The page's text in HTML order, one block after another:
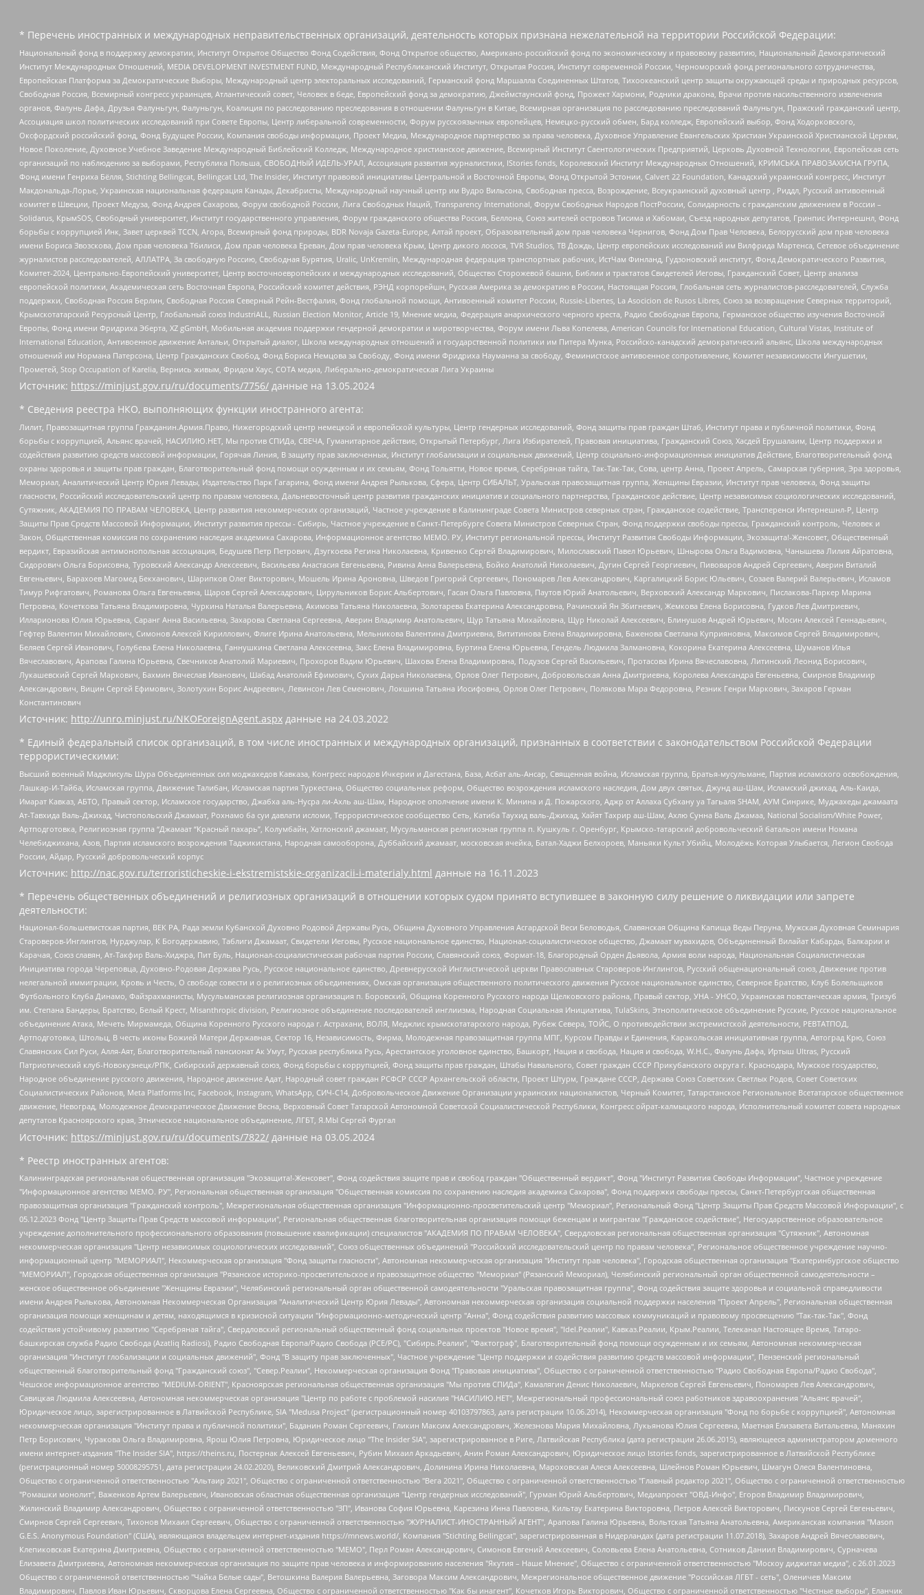
* Перечень иностранных и международных неправительственных организаций, деятельность которых признана нежелательной на территории Российской Федерации:
Национальный фонд в поддержку демократии, Институт Открытое Общество Фонд Содействия, Фонд Открытое общество, Американо-российский фонд по экономическому и правовому развитию, Национальный Демократический
Институт Международных Отношений, MEDIA DEVELOPMENT INVESTMENT FUND, Международный Республиканский Институт, Открытая Россия, Институт современной России, Черноморский фонд регионального сотрудничества,
Европейская Платформа за Демократические Выборы, Международный центр электоральных исследований, Германский фонд Маршалла Соединенных Штатов, Тихоокеанский центр защиты окружающей среды и природных ресурсов,
Свободная Россия, Всемирный конгресс украинцев, Атлантический совет, Человек в беде, Европейский фонд за демократию, Джеймстаунский фонд, Прожект Хармони, Родники дракона, Врачи против насильственного извлечения
органов, Фалунь Дафа, Друзья Фалуньгун, Фалуньгун, Коалиция по расследованию преследования в отношении Фалуньгун в Китае, Всемирная организация по расследованию преследований Фалуньгун, Пражский гражданский центр,
Ассоциация школ политических исследований при Совете Европы, Центр либеральной современности, Форум русскоязычных европейцев, Немецко-русский обмен, Бард колледж, Европейский выбор, Фонд Ходорковского,
Оксфордский российский фонд, Фонд Будущее России, Компания свободы информации, Проект Медиа, Международное партнерство за права человека, Духовное Управление Евангельских Христиан Украинской Христианской Церкви,
Новое Поколение, Духовное Учебное Заведение Международный Библейский Колледж, Международное христианское движение, Всемирный Институт Саентологических Предприятий, Церковь Духовной Технологии, Европейская сеть
организаций по наблюдению за выборами, Республика Польша, СВОБОДНЫЙ ИДЕЛЬ-УРАЛ, Ассоциация развития журналистики, IStories fonds, Королевский Институт Международных Отношений, КРИМСЬКА ПРАВОЗАХИСНА ГРУПА,
Фонд имени Генриха Бёлля, Stichting Bellingcat, Bellingcat Ltd, The Insider, Институт правовой инициативы Центральной и Восточной Европы, Фонд Открытой Эстонии, Calvert 22 Foundation, Канадский украинский конгресс, Институт
Макдональда-Лорье, Украинская национальная федерация Канады, Декабристы, Международный научный центр им Вудро Вильсона, Свободная пресса, Возрождение, Всеукраинский духовный центр , Риддл, Русский антивоенный
комитет в Швеции, Проект Медуза, Фонд Андрея Сахарова, Форум свободной России, Лига Свободных Наций, Transparеncy International, Форум Свободных Народов ПостРоссии, Солидарность с гражданским движением в России –
Solidarus, КрымSOS, Свободный университет, Институт государственного управления, Форум гражданского общества Россия, Беллона, Союз жителей островов Тисима и Хабомаи, Съезд народных депутатов, Гринпис Интернешнл, Фонд
борьбы с коррупцией Инк, Завет церквей TCCN, Агора, Всемирный фонд природы, BDR Novaja Gazeta-Europe, Алтай проект, Образовательный дом прав человека Чернигов, Фонд Дом Прав Человека, Белорусский дом прав человека
имени Бориса Звозскова, Дом прав человека Тбилиси, Дом прав человека Ереван, Дом прав человека Крым, Центр дикого лосося, TVR Studios, ТВ Дождь, Центр европейских исследований им Вилфрида Мартенса, Сетевое объединение
журналистов расследователей, АЛЛАТРА, За свободную Россию, Свободная Бурятия, Uralic, UnKremlin, Международная федерация транспортных рабочих, ИстЧам Финланд, Гудзоновский институт, Фонд Демократического Развития,
Комитет-2024, Центрально-Европейский университет, Центр восточноевропейских и международных исследований, Общество Сторожевой башни, Библии и трактатов Свидетелей Иеговы, Гражданский Совет, Центр анализа
европейской политики, Академическая сеть Восточная Европа, Российский комитет действия, РЭНД корпорейшн, Русская Америка за демократию в России, Настоящая Россия, Глобальная сеть журналистов-расследователей, Служба
поддержки, Свободная Россия Берлин, Свободная Россия Северный Рейн-Вестфалия, Фонд глобальной помощи, Антивоенный комитет России, Russie-Libertes, La Asocicion de Rusos Libres, Союз за возвращение Северных территорий,
Крымскотатарский Ресурсный Центр, Глобальный союз IndustriALL, Russian Election Monitor, Article 19, Мнение медиа, Федерация анархического черного креста, Радио Свободная Европа, Германское общество изучения Восточной
Европы, Фонд имени Фридриха Эберта, XZ gGmbH, Мобильная академия поддержки гендерной демократии и миротворчества, Форум имени Льва Копелева, American Councils for International Education, Cultural Vistas, Institute of
International Education, Антивоенное движение Антальи, Открытый диалог, Школа международных отношений и государственной политики им Питера Мунка, Российско-канадский демократический альянс, Школа международных
отношений им Нормана Патерсона, Центр Гражданских Свобод, Фонд Бориса Немцова за Свободу, Фонд имени Фридриха Науманна за свободу, Феминистское антивоенное сопротивление, Комитет независимости Ингушетии,
Прометей, Stop Occupation of Karelia, Вернись живым, Фридом Хаус, СОТА медиа, Либерально-демократическая Лига Украины
Источник: https://minjust.gov.ru/ru/documents/7756/ данные на 13.05.2024
* Сведения реестра НКО, выполняющих функции иностранного агента:
Лилит, Правозащитная группа Гражданин.Армия.Право, Нижегородский центр немецкой и европейской культуры, Центр гендерных исследований, Фонд защиты прав граждан Штаб, Институт права и публичной политики, Фонд
борьбы с коррупцией, Альянс врачей, НАСИЛИЮ.НЕТ, Мы против СПИДа, СВЕЧА, Гуманитарное действие, Открытый Петербург, Лига Избирателей, Правовая инициатива, Гражданский Союз, Хасдей Ерушалаим, Центр поддержки и
содействия развитию средств массовой информации, Горячая Линия, В защиту прав заключенных, Институт глобализации и социальных движений, Центр социально-информационных инициатив Действие, Благотворительный фонд
охраны здоровья и защиты прав граждан, Благотворительный фонд помощи осужденным и их семьям, Фонд Тольятти, Новое время, Серебряная тайга, Так-Так-Так, Сова, центр Анна, Проект Апрель, Самарская губерния, Эра здоровья,
Мемориал, Аналитический Центр Юрия Левады, Издательство Парк Гагарина, Фонд имени Андрея Рылькова, Сфера, Центр СИБАЛЬТ, Уральская правозащитная группа, Женщины Евразии, Институт прав человека, Фонд защиты
гласности, Российский исследовательский центр по правам человека, Дальневосточный центр развития гражданских инициатив и социального партнерства, Гражданское действие, Центр независимых социологических исследований,
Сутяжник, АКАДЕМИЯ ПО ПРАВАМ ЧЕЛОВЕКА, Центр развития некоммерческих организаций, Частное учреждение в Калининграде Совета Министров северных стран, Гражданское содействие, Трансперенси Интернешнл-Р, Центр
Защиты Прав Средств Массовой Информации, Институт развития прессы - Сибирь, Частное учреждение в Санкт-Петербурге Совета Министров Северных Стран, Фонд поддержки свободы прессы, Гражданский контроль, Человек и
Закон, Общественная комиссия по сохранению наследия академика Сахарова, Информационное агентство МЕМО. РУ, Институт региональной прессы, Институт Развития Свободы Информации, Экозащита!-Женсовет, Общественный
вердикт, Евразийская антимонопольная ассоциация, Бедушев Петр Петрович, Дзугкоева Регина Николаевна, Кривенко Сергей Владимирович, Милославский Павел Юрьевич, Шнырова Ольга Вадимовна, Чанышева Лилия Айратовна,
Сидорович Ольга Борисовна, Туровский Александр Алексеевич, Васильева Анастасия Евгеньевна, Ривина Анна Валерьевна, Бойко Анатолий Николаевич, Дугин Сергей Георгиевич, Пивоваров Андрей Сергеевич, Аверин Виталий
Евгеньевич, Барахоев Магомед Бекханович, Шарипков Олег Викторович, Мошель Ирина Ароновна, Шведов Григорий Сергеевич, Пономарев Лев Александрович, Каргалицкий Борис Юльевич, Созаев Валерий Валерьевич, Исламов
Тимур Рифгатович, Романова Ольга Евгеньевна, Щаров Сергей Алексадрович, Цирульников Борис Альбертович, Гасан Ольга Павловна, Паутов Юрий Анатольевич, Верховский Александр Маркович, Пислакова-Паркер Марина
Петровна, Кочеткова Татьяна Владимировна, Чуркина Наталья Валерьевна, Акимова Татьяна Николаевна, Золотарева Екатерина Александровна, Рачинский Ян Збигневич, Жемкова Елена Борисовна, Гудков Лев Дмитриевич,
Илларионова Юлия Юрьевна, Саранг Анна Васильевна, Захарова Светлана Сергеевна, Аверин Владимир Анатольевич, Щур Татьяна Михайловна, Щур Николай Алексеевич, Блинушов Андрей Юрьевич, Мосин Алексей Геннадьевич,
Гефтер Валентин Михайлович, Симонов Алексей Кириллович, Флиге Ирина Анатольевна, Мельникова Валентина Дмитриевна, Вититинова Елена Владимировна, Баженова Светлана Куприяновна, Максимов Сергей Владимирович,
Беляев Сергей Иванович, Голубева Елена Николаевна, Ганнушкина Светлана Алексеевна, Закс Елена Владимировна, Буртина Елена Юрьевна, Гендель Людмила Залмановна, Кокорина Екатерина Алексеевна, Шуманов Илья
Вячеславович, Арапова Галина Юрьевна, Свечников Анатолий Мариевич, Прохоров Вадим Юрьевич, Шахова Елена Владимировна, Подузов Сергей Васильевич, Протасова Ирина Вячеславовна, Литинский Леонид Борисович,
Лукашевский Сергей Маркович, Бахмин Вячеслав Иванович, Шабад Анатолий Ефимович, Сухих Дарья Николаевна, Орлов Олег Петрович, Добровольская Анна Дмитриевна, Королева Александра Евгеньевна, Смирнов Владимир
Александрович, Вицин Сергей Ефимович, Золотухин Борис Андреевич, Левинсон Лев Семенович, Локшина Татьяна Иосифовна, Орлов Олег Петрович, Полякова Мара Федоровна, Резник Генри Маркович, Захаров Герман
Константинович
Источник: http://unro.minjust.ru/NKOForeignAgent.aspx данные на 24.03.2022
* Единый федеральный список организаций, в том числе иностранных и международных организаций, признанных в соответствии с законодательством Российской Федерации
террористическими:
Высший военный Маджлисуль Шура Объединенных сил моджахедов Кавказа, Конгресс народов Ичкерии и Дагестана, База, Асбат аль-Ансар, Священная война, Исламская группа, Братья-мусульмане, Партия исламского освобождения,
Лашкар-И-Тайба, Исламская группа, Движение Талибан, Исламская партия Туркестана, Общество социальных реформ, Общество возрождения исламского наследия, Дом двух святых, Джунд аш-Шам, Исламский джихад, Аль-Каида,
Имарат Кавказ, АБТО, Правый сектор, Исламское государство, Джабха аль-Нусра ли-Ахль аш-Шам, Народное ополчение имени К. Минина и Д. Пожарского, Аджр от Аллаха Субхану уа Тагьаля SHAM, АУМ Синрике, Муджахеды джамаата
Ат-Тавхида Валь-Джихад, Чистопольский Джамаат, Рохнамо ба суи давлати исломи, Террористическое сообщество Сеть, Катиба Таухид валь-Джихад, Хайят Тахрир аш-Шам, Ахлю Сунна Валь Джамаа, National Socialism/White Power,
Артподготовка, Религиозная группа “Джамаат “Красный пахарь”, Колумбайн, Хатлонский джамаат, Мусульманская религиозная группа п. Кушкуль г. Оренбург, Крымско-татарский добровольческий батальон имени Номана
Челебиджихана, Азов, Партия исламского возрождения Таджикистана, Народная самооборона, Дуббайский джамаат, московская ячейка, Батал-Хаджи Белхороев, Маньяки Культ Убийц, Молодёжь Которая Улыбается, Легион Свобода
России, Айдар, Русский добровольческий корпус
Источник: http://nac.gov.ru/terroristicheskie-i-ekstremistskie-organizacii-i-materialy.html данные на 16.11.2023
* Перечень общественных объединений и религиозных организаций в отношении которых судом принято вступившее в законную силу решение о ликвидации или запрете
деятельности:
Национал-большевистская партия, ВЕК РА, Рада земли Кубанской Духовно Родовой Державы Русь, Община Духовного Управления Асгардской Веси Беловодья, Славянская Община Капища Веды Перуна, Мужская Духовная Семинария
Староверов-Инглингов, Нурджулар, К Богодержавию, Таблиги Джамаат, Свидетели Иеговы, Русское национальное единство, Национал-социалистическое общество, Джамаат мувахидов, Объединенный Вилайат Кабарды, Балкарии и
Карачая, Союз славян, Ат-Такфир Валь-Хиджра, Пит Буль, Национал-социалистическая рабочая партия России, Славянский союз, Формат-18, Благородный Орден Дьявола, Армия воли народа, Национальная Социалистическая
Инициатива города Череповца, Духовно-Родовая Держава Русь, Русское национальное единство, Древнерусской Инглистической церкви Православных Староверов-Инглингов, Русский общенациональный союз, Движение против
нелегальной иммиграции, Кровь и Честь, О свободе совести и о религиозных объединениях, Омская организация общественного политического движения Русское национальное единство, Северное Братство, Клуб Болельщиков
Футбольного Клуба Динамо, Файзрахманисты, Мусульманская религиозная организация п. Боровский, Община Коренного Русского народа Щелковского района, Правый сектор, УНА - УНСО, Украинская повстанческая армия, Тризуб
им. Степана Бандеры, Братство, Белый Крест, Misanthropic division, Религиозное объединение последователей инглиизма, Народная Социальная Инициатива, TulaSkins, Этнополитическое объединение Русские, Русское национальное
объединение Атака, Мечеть Мирмамеда, Община Коренного Русского народа г. Астрахани, ВОЛЯ, Меджлис крымскотатарского народа, Рубеж Севера, ТОЙС, О противодействии экстремистской деятельности, РЕВТАТПОД,
Артподготовка, Штольц, В честь иконы Божией Матери Державная, Сектор 16, Независимость, Фирма, Молодежная правозащитная группа МПГ, Курсом Правды и Единения, Каракольская инициативная группа, Автоград Крю, Союз
Славянских Сил Руси, Алля-Аят, Благотворительный пансионат Ак Умут, Русская республика Русь, Арестантское уголовное единство, Башкорт, Нация и свобода, Нация и свобода, W.H.С., Фалунь Дафа, Иртыш Ultras, Русский
Патриотический клуб-Новокузнецк/РПК, Сибирский державный союз, Фонд борьбы с коррупцией, Фонд защиты прав граждан, Штабы Навального, Совет граждан СССР Прикубанского округа г. Краснодара, Мужское государство,
Народное объединение русского движения, Народное движение Адат, Народный совет граждан РСФСР СССР Архангельской области, Проект Штурм, Граждане СССР, Держава Союз Советских Светлых Родов, Совет Советских
Социалистических Районов, Meta Platforms Inc, Facebook, Instagram, WhatsApp, СИЧ-С14, Добровольческое Движение Организации украинских националистов, Черный Комитет, Татарстанское Региональное Всетатарское общественное
движение, Невоград, Молодежное Демократическое Движение Весна, Верховный Совет Татарской Автономной Советской Социалистической Республики, Конгресс ойрат-калмыцкого народа, Исполнительный комитет совета народных
депутатов Красноярского края, Этническое национальное объединение, ЛГБТ, Я.МЫ Сергей Фургал
Источник: https://minjust.gov.ru/ru/documents/7822/ данные на 03.05.2024
* Реестр иностранных агентов:
Калининградская региональная общественная организация "Экозащита!-Женсовет", Фонд содействия защите прав и свобод граждан "Общественный вердикт", Фонд "Институт Развития Свободы Информации", Частное учреждение "Информационное агентство МЕМО. РУ", Региональная общественная организация "Общественная комиссия по сохранению наследия академика Сахарова", Фонд поддержки свободы прессы, Санкт-Петербургская общественная правозащитная организация "Гражданский контроль", Межрегиональная общественная организация "Информационно-просветительский центр "Мемориал", Региональный Фонд "Центр Защиты Прав Средств Массовой Информации", с 05.12.2023 Фонд "Центр Защиты Прав Средств массовой информации", Региональная общественная благотворительная организация помощи беженцам и мигрантам "Гражданское содействие", Негосударственное образовательное учреждение дополнительного профессионального образования (повышение квалификации) специалистов "АКАДЕМИЯ ПО ПРАВАМ ЧЕЛОВЕКА", Свердловская региональная общественная организация "Сутяжник", Автономная некоммерческая организация "Центр независимых социологических исследований", Союз общественных объединений "Российский исследовательский центр по правам человека", Региональное общественное учреждение научно-информационный центр "МЕМОРИАЛ", Некоммерческая организация "Фонд защиты гласности", Автономная некоммерческая организация "Институт прав человека", Городская общественная организация "Екатеринбургское общество "МЕМОРИАЛ", Городская общественная организация "Рязанское историко-просветительское и правозащитное общество "Мемориал" (Рязанский Мемориал), Челябинский региональный орган общественной самодеятельности – женское общественное объединение "Женщины Евразии", Челябинский региональный орган общественной самодеятельности "Уральская правозащитная группа", Фонд содействия защите здоровья и социальной справедливости имени Андрея Рылькова, Автономная Некоммерческая Организация "Аналитический Центр Юрия Левады", Автономная некоммерческая организация социальной поддержки населения "Проект Апрель", Региональная общественная организация помощи женщинам и детям, находящимся в кризисной ситуации "Информационно-методический центр "Анна", Фонд содействия развитию массовых коммуникаций и правовому просвещению "Так-так-Так", Фонд содействия устойчивому развитию "Серебряная тайга", Свердловский региональный общественный фонд социальных проектов "Новое время", "Idel.Реалии", Кавказ.Реалии, Крым.Реалии, Телеканал Настоящее Время, Татаро-башкирская служба Радио Свобода (Azatliq Radiosi), Радио Свободная Европа/Радио Свобода (PCE/PC), "Сибирь.Реалии", "Фактограф", Благотворительный фонд помощи осужденным и их семьям, Автономная некоммерческая организация "Институт глобализации и социальных движений", Фонд "В защиту прав заключенных", Частное учреждение "Центр поддержки и содействия развитию средств массовой информации", Пензенский региональный общественный благотворительный фонд "Гражданский союз", "Север.Реалии", Некоммерческая организация Фонд "Правовая инициатива", Общество с ограниченной ответственностью "Радио Свободная Европа/Радио Свобода", Чешское информационное агентство "MEDIUM-ORIENT", Красноярская региональная общественная организация "Мы против СПИДа", Камалягин Денис Николаевич, Маркелов Сергей Евгеньевич, Пономарев Лев Александрович, Савицкая Людмила Алексеевна, Автономная некоммерческая организация "Центр по работе с проблемой насилия "НАСИЛИЮ.НЕТ", Межрегиональный профессиональный союз работников здравоохранения "Альянс врачей", Юридическое лицо, зарегистрированное в Латвийской Республике, SIA "Medusa Project" (регистрационный номер 40103797863, дата регистрации 10.06.2014), Некоммерческая организация "Фонд по борьбе с коррупцией", Автономная некоммерческая организация "Институт права и публичной политики", Баданин Роман Сергеевич, Гликин Максим Александрович, Железнова Мария Михайловна, Лукьянова Юлия Сергеевна, Маетная Елизавета Витальевна, Маняхин Петр Борисович, Чуракова Ольга Владимировна, Ярош Юлия Петровна, Юридическое лицо "The Insider SIA", зарегистрированное в Риге, Латвийская Республика (дата регистрации 26.06.2015), являющееся администратором доменного имени интернет-издания "The Insider SIA", https://theins.ru, Постернак Алексей Евгеньевич, Рубин Михаил Аркадьевич, Анин Роман Александрович, Юридическое лицо Istories fonds, зарегистрированное в Латвийской Республике (регистрационный номер 50008295751, дата регистрации 24.02.2020), Великовский Дмитрий Александрович, Долинина Ирина Николаевна, Мароховская Алеся Алексеевна, Шлейнов Роман Юрьевич, Шмагун Олеся Валентиновна, Общество с ограниченной ответственностью "Альтаир 2021", Общество с ограниченной ответственностью "Вега 2021", Общество с ограниченной ответственностью "Главный редактор 2021", Общество с ограниченной ответственностью "Ромашки монолит", Важенков Артем Валерьевич, Ивановская областная общественная организация "Центр гендерных исследований", Гурман Юрий Альбертович, Медиапроект "ОВД-Инфо", Егоров Владимир Владимирович, Жилинский Владимир Александрович, Общество с ограниченной ответственностью "ЗП", Иванова София Юрьевна, Карезина Инна Павловна, Кильтау Екатерина Викторовна, Петров Алексей Викторович, Пискунов Сергей Евгеньевич, Смирнов Сергей Сергеевич, Тихонов Михаил Сергеевич, Общество с ограниченной ответственностью "ЖУРНАЛИСТ-ИНОСТРАННЫЙ АГЕНТ", Арапова Галина Юрьевна, Вольтская Татьяна Анатольевна, Американская компания "Mason G.E.S. Anonymous Foundation" (США), являющаяся владельцем интернет-издания https://mnews.world/, Компания "Stichting Bellingcat", зарегистрированная в Нидерландах (дата регистрации 11.07.2018), Захаров Андрей Вячеславович, Клепиковская Екатерина Дмитриевна, Общество с ограниченной ответственностью "МЕМО", Перл Роман Александрович, Симонов Евгений Алексеевич, Соловьева Елена Анатольевна, Сотников Даниил Владимирович, Сурначева Елизавета Дмитриевна, Автономная некоммерческая организация по защите прав человека и информированию населения "Якутия – Наше Мнение", Общество с ограниченной ответственностью "Москоу диджитал медиа", с 26.01.2023 Общество с ограниченной ответственностью "Чайка Белые сады", Ветошкина Валерия Валерьевна, Заговора Максим Александрович, Межрегиональное общественное движение "Российская ЛГБТ - сеть", Оленичев Максим Владимирович, Павлов Иван Юрьевич, Скворцова Елена Сергеевна, Общество с ограниченной ответственностью "Как бы инагент", Кочетков Игорь Викторович, Общество с ограниченной ответственностью "Честные выборы", Еланчик Олег Александрович, Общество с ограниченной ответственностью "Нобелевский призыв", Гималова Регина Эмилевна, Григорьев Андрей Валерьевич, Григорьева Алина Александровна, Ассоциация по содействию защите прав призывников, альтернативнослужащих и военнослужащих "Правозащитная группа "Гражданин.Армия.Право", Хисамова Регина Фаритовна, Автономная некоммерческая организация по реализации социально-правовых программ "Лилит", Дальневосточное общественное движение "Маяк", Санкт-Петербургская ЛГБТ-инициативная группа "Выход", Инициативная группа ЛГБТ+ "Реверс", Алексеев Андрей Викторович, Бекбулатова Таисия Львовна, Беляев Иван Михайлович, Владыкина Елена Сергеевна, Гельман Марат Александрович, Никульшина Вероника Юрьевна, Толоконникова Надежда Андреевна, Шендерович Виктор Анатольевич, Общество с ограниченной ответственностью "Данное сообщение", Общество с ограниченной ответственностью Издательский дом "Новая глава", Айнбиндер Александра Александровна, Московский комьюнити-центр для ЛГБТ+инициатив, Благотворительный фонд развития филантропии, Deutsche Welle (Германия, Kurt-Schumacher-Strasse 3, 53113 Bonn), Борзунова Мария Михайловна, Воробьев Виктор Викторович, Голубева Анна Львовна, Константинова Алла Михайловна, Малкова Ирина Владимировна, Мурадов Мурад Абдулгалимович, Осетинская Елизавета Николаевна, Понасенков Евгений Николаевич, Ганапольский Матвей Юрьевич, Киселев Евгений Алексеевич, Борухович Ирина Григорьевна, Дремин Иван Тимофеевич, Дубровский Дмитрий Викторович, Красноярская региональная общественная организация поддержки и развития альтернативных образовательных технологий и межкультурных коммуникаций "ИНТЕРРА", Маяковская Екатерина Алексеевна, Фейгин Марк Захарович, Филимонов Андрей Викторович, Дзугкоева Регина Николаевна, Доброхотов Роман Александрович, Дудь Юрий Александрович, Елкин Сергей Владимирович, Кругликов Кирилл Игоревич, Сабунаева Мария Леонидовна, Семенов Алексей Владимирович, Шаинян Карен Багратович, Шульман Екатерина Михайловна, Асафьев Артур Валерьевич, Вахштайн Виктор Семенович, Венедиктов Алексей Алексеевич, Лушникова Екатерина Евгеньевна, Волков Леонид Михайлович, Невзоров Александр Глебович, Пархоменко Сергей Борисович, Сироткин Ярослав Николаевич, Кара-Мурза Владимир Владимирович, Баранова Наталья Владимировна, Гозман Леонид Яковлевич, Кагарлицкий Борис Юльевич, Климарев Михаил Валерьевич, Милов Владимир Станиславович, Автономная некоммерческая организация Краснодарский центр современного искусства "Типография", Моргенштерн Алишер Тагирович, Соболь Любовь Эдуардовна, Общество с ограниченной ответственностью "ЛИЗА НОРМ", Каспаров Гарри Кимович, Ходорковский Михаил Борисович, Общество с ограниченной ответственностью "Апрельские тезисы", Данилович Ирина Брониславовна, Кашин Олег Владимирович, Петров Николай Владимирович, Пивоваров Алексей Владимирович, Соколов Михаил Владимирович, Цветкова Юлия Владимировна, Чичваркин Евгений Александрович, Комитет против пыток/Команда против пыток, Общество с ограниченной ответственностью "Первый научный", Общество с ограниченной ответственностью "Вертолет и ко", Белоцерковская Вероника Борисовна, Кац Максим Евгеньевич, Лазарева Татьяна Юрьевна, Шаведдинов Руслан Табризович, Яшин Илья Валерьевич, Общество с ограниченной ответственностью "Иноагент ААВ", Алешковский Дмитрий Петрович, Альбац Евгения Марковна, Быков Дмитрий Львович, Галямина Юлия Евгеньевна, Лойко Сергей Леонидович, Мартынов Кирилл Константинович, Медведев Сергей Александрович, Крашенинников Федор Геннадиевич, Гордеева Катерина Вл